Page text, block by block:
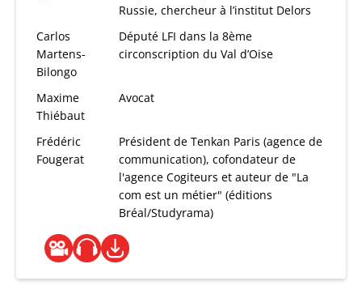
Russie, chercheur à l’institut Delors
Carlos
Martens-
Bilongo
Député LFI dans la 8ème
circonscription du Val d’Oise
Maxime
Thiébaut
Avocat
Frédéric
Fougerat
Président de Tenkan Paris (agence de
communication), cofondateur de
l'agence Cogiteurs et auteur de "La
com est un métier" (éditions
Bréal/Studyrama)